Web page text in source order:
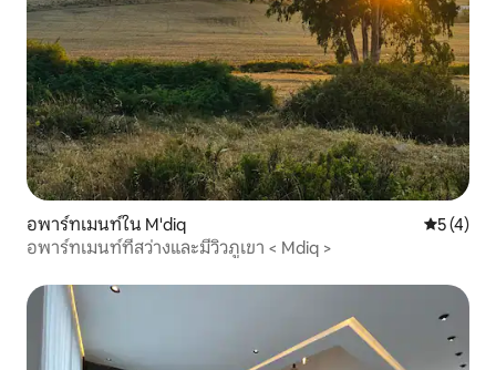
อพาร์ทเมนท์ใน M'diq คะแนนเฉ
5 (4)
อพาร์ทเมนท์ที่สว่างและมีวิวภูเขา < Mdiq >